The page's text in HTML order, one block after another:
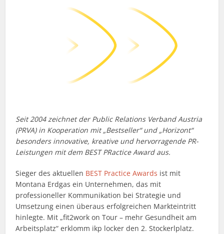
Seit 2004 zeichnet der Public Relations Verband Austria
(PRVA) in Kooperation mit „Bestseller“ und „Horizont“
besonders innovative, kreative und hervorragende PR-
Leistungen mit dem BEST PRactice Award aus.
Sieger des aktuellen BEST Practice Awards ist mit
Montana Erdgas ein Unternehmen, das mit
professioneller Kommunikation bei Strategie und
Umsetzung einen überaus erfolgreichen Markteintritt
hinlegte. Mit „fit2work on Tour – mehr Gesundheit am
Arbeitsplatz“ erklomm ikp locker den 2. Stockerlplatz.